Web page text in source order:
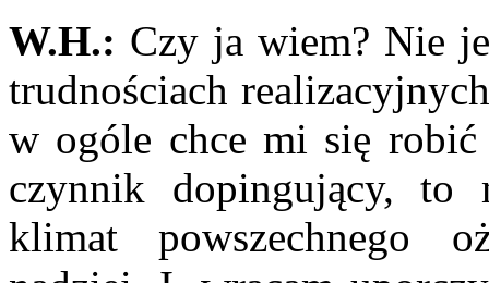
W.H.: Czy ja wiem? Nie
trudnościach
w ogóle chce mi się
czynnik dopingujący, to
klimat powszechne­go